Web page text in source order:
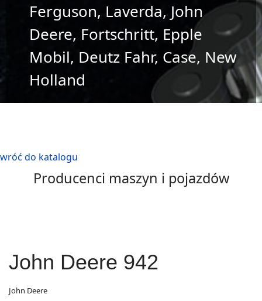
Ferguson, Laverda, John
Deere, Fortschritt, Epple
Mobil, Deutz Fahr, Case, New
Holland
wróć do katalogu
Producenci maszyn i pojazdów
John Deere 942
John Deere